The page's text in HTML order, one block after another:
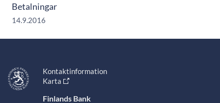
Betalningar
14.9.2016
Kontaktinformation
Karta
Finlands Bank